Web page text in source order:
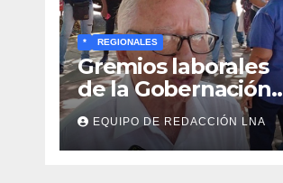
* REGIONALES
Gremios laborales
de la Gobernación
respaldan
propuesta de Bono
Recreativo de 100
EQUIPO DE REDACCIÓN LNA